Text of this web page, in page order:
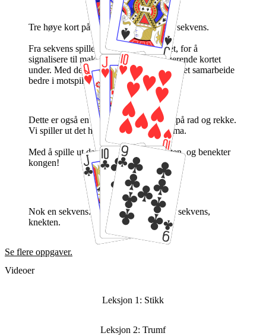
Tre høye kort på rekke og rad kalles en sekvens.
Fra sekvens spiller vi det høyeste kortet, for å
signalisere til makker at vi har det tangerende kortet
under. Med denne avtalen kan makkerparet samarbeide
bedre i motspill.
Dette er også en sekvens, tre høye kort på rad og rekke.
Vi spiller ut det høyeste kortet, altså dama.
Med å spille ut dama, så lover vi knekten, og benekter
kongen!
Nok en sekvens. Vi spiller ut toppen av sekvens,
knekten.
Se flere oppgaver.
Videoer
Leksjon 1: Stikk
Leksjon 2: Trumf